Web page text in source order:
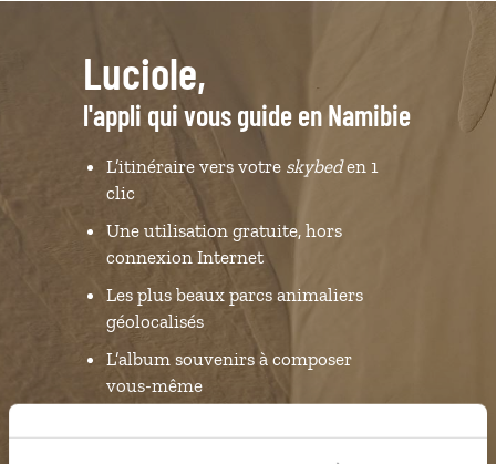
Luciole,
l'appli qui vous guide en Namibie
L’itinéraire vers votre skybeden 1
clic
Une utilisation gratuite, hors
connexion Internet
Les plus beaux parcs animaliers
géolocalisés
L’album souvenirs à composer
vous-même